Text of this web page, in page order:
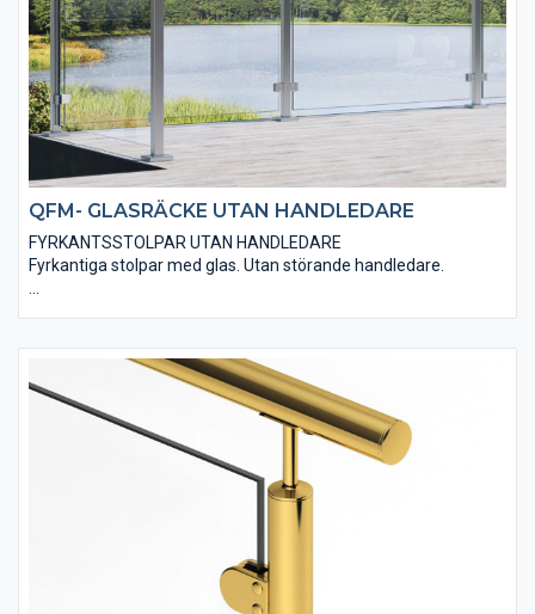
QFM- GLASRÄCKE UTAN HANDLEDARE
FYRKANTSSTOLPAR UTAN HANDLEDARE
Fyrkantiga stolpar med glas. Utan störande handledare.